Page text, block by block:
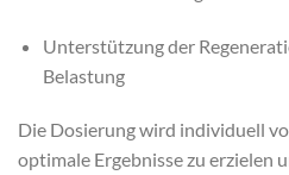
Unterstützung der
Belastung
Die Dosierung wird individuell
optimale Ergebnisse zu erzielen